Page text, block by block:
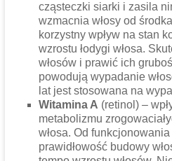
cząsteczki siarki i zasila
wzmacnia włosy od
korzystny wpływ na stan
wzrostu łodygi włosa.
włosów i prawić ich
powodują wypadanie
lat jest stosowana na
Witamina A (retinol) –
metabolizmu
włosa. Od
prawidłowość budowy